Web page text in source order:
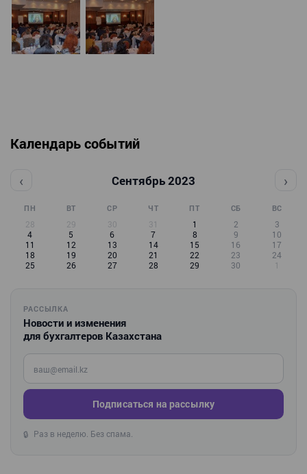
Календарь событий
‹ Сентябрь 2023 ›
ПН ВТ СР ЧТ ПТ СБ ВС
28 29 30 31 1 2
3
4
5 6 7 8 9
10
11
12 13 14 15 16
17
18
19 20 21 22 23
24
25
26 27 28 29 30 1
РАССЫЛКА
Новости и изменения
для бухгалтеров Казахстана
Введите ваш e-mail
Подписаться на рассылку
🔒 Раз в неделю. Без спама.